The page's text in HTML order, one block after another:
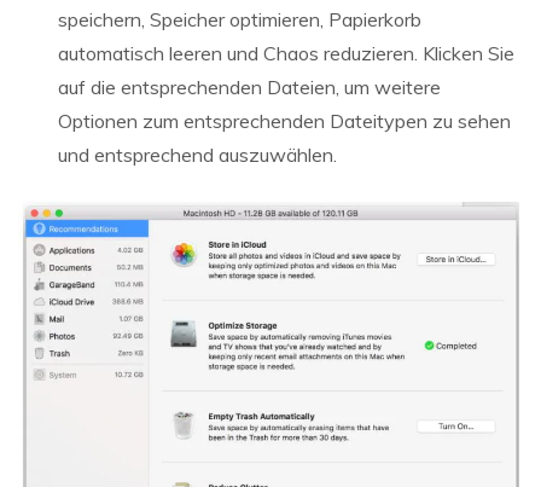
speichern, Speicher optimieren, Papierkorb
automatisch leeren und Chaos reduzieren. Klicken Sie
auf die entsprechenden Dateien, um weitere
Optionen zum entsprechenden Dateitypen zu sehen
und entsprechend auszuwählen.